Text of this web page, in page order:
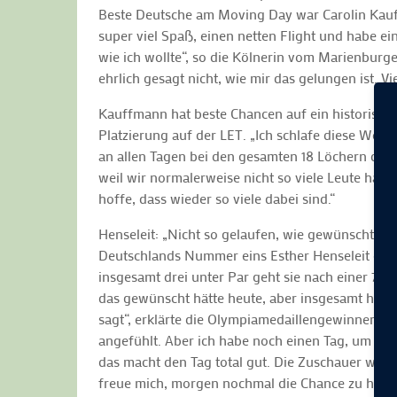
Beste Deutsche am Moving Day war Carolin
super viel Spaß, einen netten Flight und habe
wie ich wollte“, so die Kölnerin vom
ehrlich gesagt nicht, wie mir das gelungen ist.
Kauffmann hat beste Chancen auf ein
Platzierung auf der LET. „Ich schlafe diese
an allen Tagen bei den gesamten 18 Löchern
weil wir normalerweise nicht so viele Leute
hoffe, dass wieder so viele dabei sind.“
Henseleit: „Nicht so gelaufen, wie gewünscht“
Deutschlands Nummer eins Esther Henseleit
insgesamt drei unter Par geht sie nach einer 74
das gewünscht hätte heute, aber insgesamt
sagt“, erklärte die Olympiamedaillengewinnerin
angefühlt. Aber ich habe noch einen Tag, um
das macht den Tag total gut. Die Zuschauer
freue mich, morgen nochmal die Chance zu